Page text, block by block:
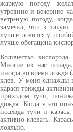
жаркую погоду
утренние и вечерние
ветреную погоду,
замечал, что в такую
лучше ловится у
лучше обогащена
Количество
Многие из нас
иногда во время дождя
клев. У меня однажды в
карася трижды
приходом тучи,
дождя. Когда я это
подхода тучи и
активно клевать.
лояльно.